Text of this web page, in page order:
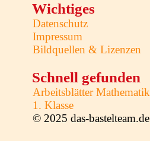
Wichtiges
Datenschutz
Impressum
Bildquellen & Lizenzen
Schnell gefunden
Arbeitsblätter Mathematik
1. Klasse
© 2025 das-bastelteam.de